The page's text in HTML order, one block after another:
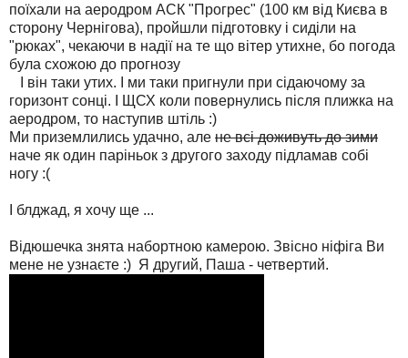
поїхали на аеродром АСК "Прогрес" (100 км від Києва в
сторону Чернігова), пройшли підготовку і сиділи на
"рюках", чекаючи в надії на те що вітер утихне, бо погода
була схожою до прогнозу
І він таки утих. І ми таки пригнули при сідаючому за
горизонт сонці. І ЩСХ коли повернулись після плижка на
аеродром, то наступив штіль :)
Ми приземлились удачно, але не всі доживуть до зими
наче як один паріньок з другого заходу підламав собі
ногу :(
І блджад, я хочу ще ...
Відюшечка знята набортною камерою. Звісно ніфіга Ви
мене не узнаєте :) Я другий, Паша - четвертий.